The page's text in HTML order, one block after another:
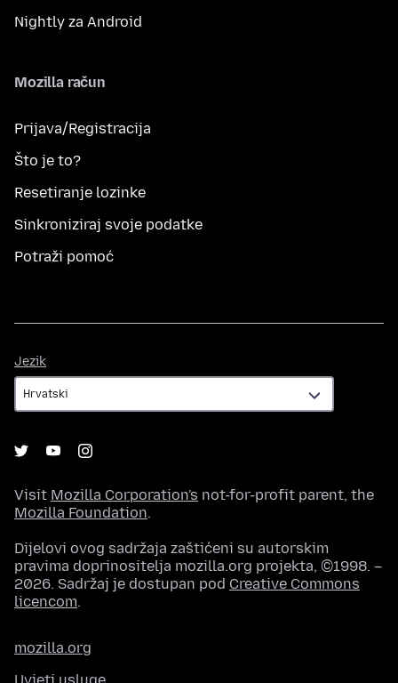
Nightly za Android
Mozilla račun
Prijava/Registracija
Što je to?
Resetiranje lozinke
Sinkroniziraj svoje podatke
Potraži pomoć
Jezik
Visit Mozilla Corporation's not-for-profit parent, the
Mozilla Foundation.
Dijelovi ovog sadržaja zaštićeni su autorskim
pravima doprinositelja mozilla.org projekta, ©1998. –
2026. Sadržaj je dostupan pod Creative Commons
licencom.
mozilla.org